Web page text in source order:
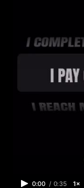
0:00 / 0:35 1×